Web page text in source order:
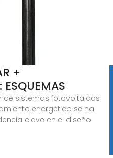
+
de sistemas fotovoltaicos
energético se ha
clave en el diseño